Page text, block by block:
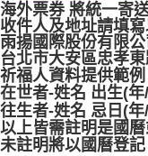
海外票券 將統一寄
收件人及地址請填
雨揚國際股份有限公
台北市大安區忠孝
祈福人資料提供範例
在世者-姓名 出生(
往生者-姓名 忌日(
以上皆需註明是國
未註明將以國曆登記